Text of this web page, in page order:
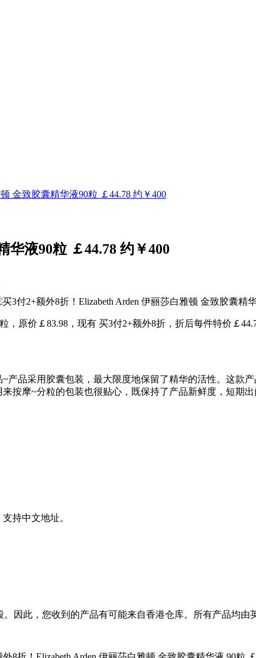
金致胶囊精华液90粒 ￡44.78 约￥400
液90粒 ￡44.78 约￥400
，原价￡83.98，现有 买3付2+额外8折，折后每件特价￡
产品采用胶囊包装，最大限度地保留了精华的活性。这款
按摩~分粒的包装也很贴心，既保持了产品新鲜度，短期出
持中文地址。
。因此，您收到的产品有可能来自香港仓库。所有产品均